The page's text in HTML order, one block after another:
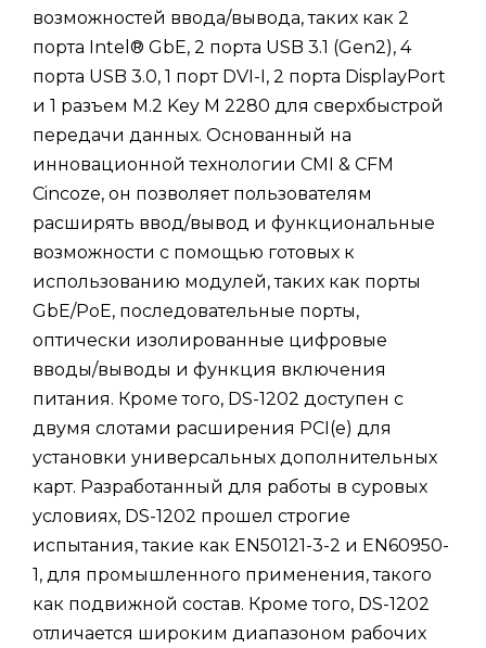
возможностей ввода/вывода, таких как 2
порта Intel® GbE, 2 порта USB 3.1 (Gen2), 4
порта USB 3.0, 1 порт DVI-I, 2 порта DisplayPort
и 1 разъем M.2 Key M 2280 для сверхбыстрой
передачи данных. Основанный на
инновационной технологии CMI & CFM
Cincoze, он позволяет пользователям
расширять ввод/вывод и функциональные
возможности с помощью готовых к
использованию модулей, таких как порты
GbE/PoE, последовательные порты,
оптически изолированные цифровые
вводы/выводы и функция включения
питания. Кроме того, DS-1202 доступен с
двумя слотами расширения PCI(e) для
установки универсальных дополнительных
карт. Разработанный для работы в суровых
условиях, DS-1202 прошел строгие
испытания, такие как EN50121-3-2 и EN60950-
1, для промышленного применения, такого
как подвижной состав. Кроме того, DS-1202
отличается широким диапазоном рабочих